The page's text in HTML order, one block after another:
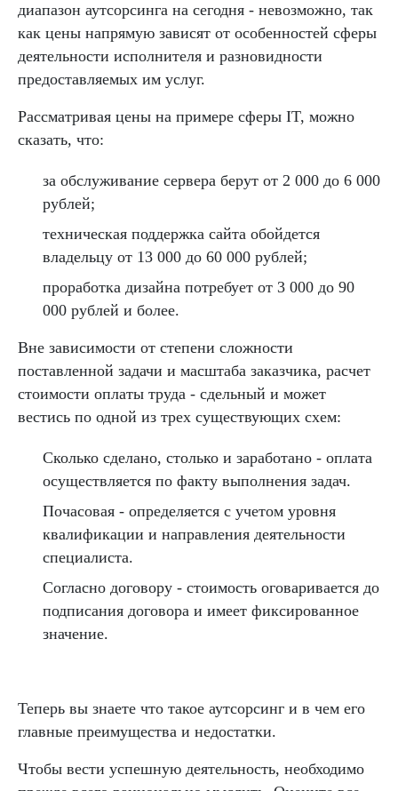
диапазон аутсорсинга на сегодня - невозможно, так
как цены напрямую зависят от особенностей сферы
деятельности исполнителя и разновидности
предоставляемых им услуг.
Рассматривая цены на примере сферы IT, можно
сказать, что:
за обслуживание сервера берут от 2 000 до 6 000
рублей;
техническая поддержка сайта обойдется
владельцу от 13 000 до 60 000 рублей;
проработка дизайна потребует от 3 000 до 90
000 рублей и более.
Вне зависимости от степени сложности
поставленной задачи и масштаба заказчика, расчет
стоимости оплаты труда - сдельный и может
вестись по одной из трех существующих схем:
Сколько сделано, столько и заработано - оплата
осуществляется по факту выполнения задач.
Почасовая - определяется с учетом уровня
квалификации и направления деятельности
специалиста.
Согласно договору - стоимость оговаривается до
подписания договора и имеет фиксированное
значение.
Теперь вы знаете что такое аутсорсинг и в чем его
главные преимущества и недостатки.
Чтобы вести успешную деятельность, необходимо